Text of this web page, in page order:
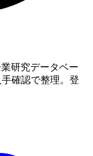
研究データベー
確認で整理。登